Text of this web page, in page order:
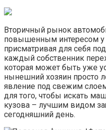
Вторичный рынок
повышенным интересом у
присматривая для себя
каждый собственник
которая может быть уже
нынешний хозяин просто
явление под свежим слоем
для того, чтобы искать
кузова – лучшим видом
сегодняшний день.